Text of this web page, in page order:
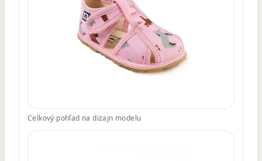
Celkový pohľad na dizajn modelu